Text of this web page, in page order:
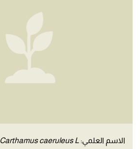
الاسم العلمي: Carthamus caeruleus L.